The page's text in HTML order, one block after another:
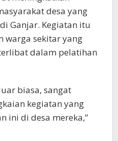
desa yang
Ganjar. Kegiatan itu
warga sekitar yang
dalam pelatihan
biasa, sangat
kegiatan yang
ini di desa mereka,”